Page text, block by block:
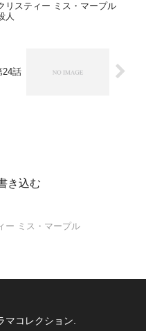
リスティー ミス・マープル
人
話
き込む
ー ミス・マープル
マコレクション.